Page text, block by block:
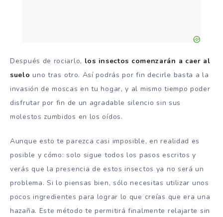
Después de rociarlo, los insectos comenzarán a caer al
suelo uno tras otro. Así podrás por fin decirle basta a la
invasión de moscas en tu hogar, y al mismo tiempo poder
disfrutar por fin de un agradable silencio sin sus
molestos zumbidos en los oídos.
Aunque esto te parezca casi imposible, en realidad es
posible y cómo: solo sigue todos los pasos escritos y
verás que la presencia de estos insectos ya no será un
problema. Si lo piensas bien, sólo necesitas utilizar unos
pocos ingredientes para lograr lo que creías que era una
hazaña. Este método te permitirá finalmente relajarte sin